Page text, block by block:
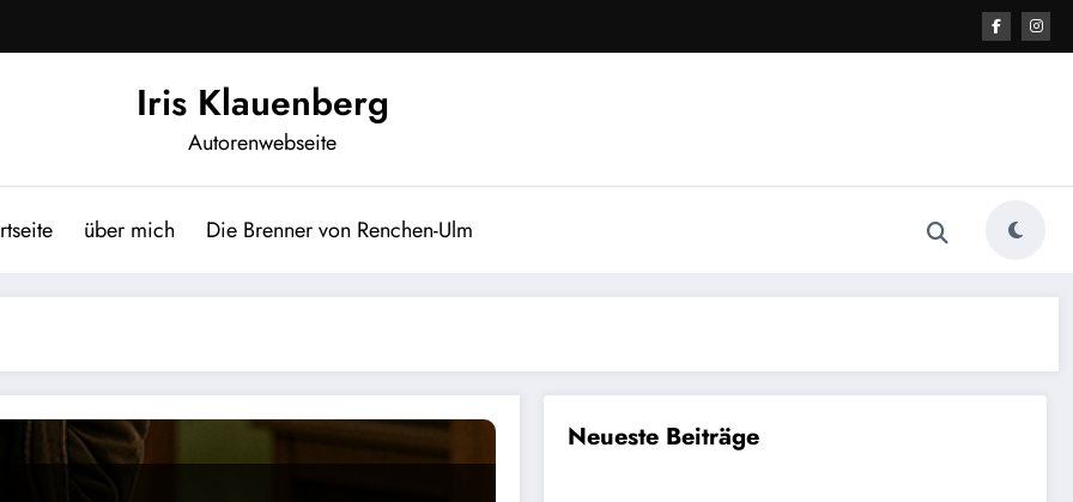
Iris Klauenberg
Autorenwebseite
über mich Die Brenner von Renchen-Ulm
Neueste Beiträge